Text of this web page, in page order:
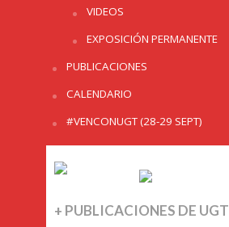
VIDEOS
EXPOSICIÓN PERMANENTE
PUBLICACIONES
CALENDARIO
#VENCONUGT (28-29 SEPT)
+ PUBLICACIONES DE UGT